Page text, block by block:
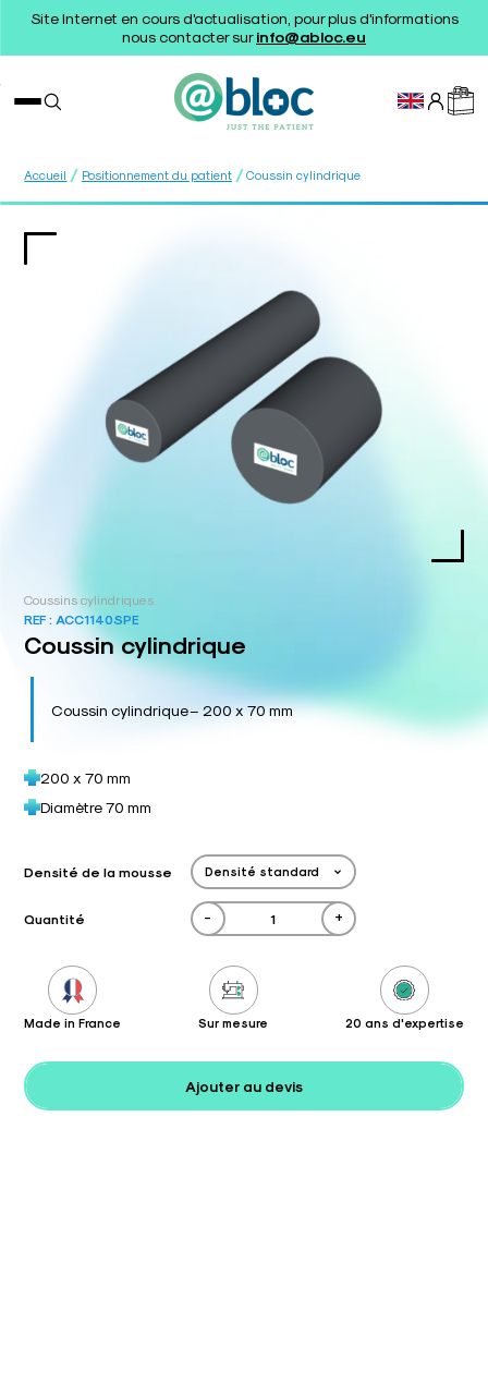
Site Internet en cours d'actualisation, pour plus d'informations
nous contacter surinfo@abloc.eu
Accueil / Positionnement du patient / Coussin cylindrique
Coussins cylindriques
REF : ACC1140SPE
Coussin cylindrique
Coussin cylindrique – 200 x 70 mm
200 x 70 mm
Diamètre 70 mm
Densité de la mousse
Quantité - +
Made in France Sur mesure 20 ans d'expertise
Ajouter au devis